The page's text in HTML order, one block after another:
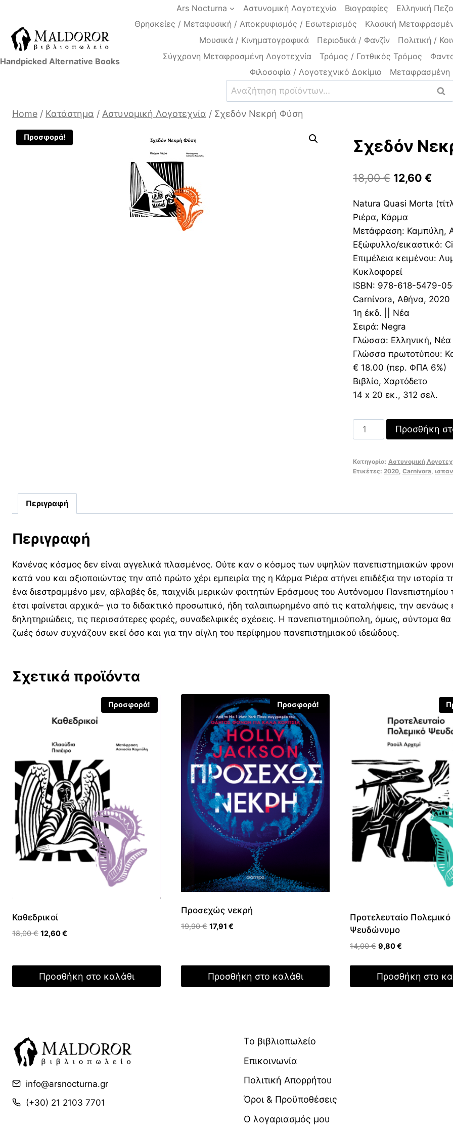
content
Handpicked Alternative Books
Ars Nocturna Αστυνομική Λογοτεχνία Βιογραφίες Ελληνική
Θρησκείες / Μεταφυσική / Αποκρυφισμός / Εσωτερισμός
Κλασική
Μουσικά / Κινηματογραφικά
Περιοδικά / Φανζίν
Πολιτική /
Σύγχρονη Μεταφρασμένη Λογοτεχνία
Τρόμος / Γοτθικός Τρόμος
Φιλοσοφία / Λογοτεχνικό Δοκίμιο
Μεταφρασμένη
Αναζήτηση
για:
Home / Κατάστημα / Αστυνομική Λογοτεχνία / Σχεδόν Νεκρή Φύση
Προσφορά! Σχεδόν
18,00€ Original
was:
18,00 €.
12,60 €Η
τιμή
Natura Quasi Morta
Ριέρα, Κάρμα
Μετάφραση: Καμπύλη,
Εξώφυλλο/εικαστικό:
Επιμέλεια κειμένου:
Κυκλοφορεί
ISBN: 978-618-5479-
Carnίvora, Αθήνα, 2020
1η έκδ. || Νέα
Σειρά: Negra
Γλώσσα: Ελληνική, Νέα
Γλώσσα πρωτοτύπου:
€ 18.00 (περ. ΦΠΑ 6%)
Βιβλίο, Χαρτόδετο
14 x 20 εκ., 312 σελ.
Σχεδόν
Νεκρή
ποσότητα
Προσθήκη
Κατηγορία: Αστυνομική
Ετικέτες: 2020, Carnivora,
Περιγραφή
Περιγραφή
Κανένας κόσμος δεν είναι αγγελικά πλασμένος. Ούτε καν ο κόσμος των υψηλών πανεπιστημιακών
κατά νου και αξιοποιώντας την από πρώτο χέρι εμπειρία της η Κάρμα Ριέρα στήνει επιδέξια την
ένα διεστραμμένο μεν, αβλαβές δε, παιχνίδι μερικών φοιτητών Εράσμους του Αυτόνομου
έτσι φαίνεται αρχικά– για το διδακτικό προσωπικό, ήδη ταλαιπωρημένο από τις καταλήψεις, την
δηλητηριώδεις, τις περισσότερες φορές, συναδελφικές σχέσεις. Η πανεπιστημιούπολη, όμως, σύντομα
ζωές όσων συχνάζουν εκεί όσο και για την αίγλη του περίφημου πανεπιστημιακού ιδεώδους.
Σχετικά προϊόντα
Προσφορά!
Καθεδρικοί
18,00€ Original
18,00 €.
12,60€
είναι:
12,60 €.
Προσθήκη στο καλάθι
Προσφορά!
Προσεχώς νεκρή
19,90€ Original
17,91 €
17,91 €.
Προσθήκη στο καλάθι
Προτελευταίο Πολεμικό
Ψευδώνυμο
14,00€ Original
14,00 €.
9,80€
είναι:
Προσθήκη στο
info@arsnocturna.gr
(+30) 21 2103 7701
Το βιβλιοπωλείο
Επικοινωνία
Πολιτική Απορρήτου
Όροι & Προϋποθέσεις
Ο λογαριασμός μου